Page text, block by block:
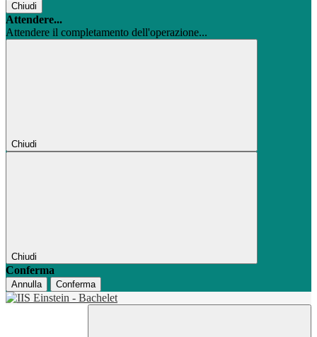
Chiudi
Attendere...
Attendere il completamento dell'operazione...
Chiudi
Chiudi
Conferma
Annulla Conferma